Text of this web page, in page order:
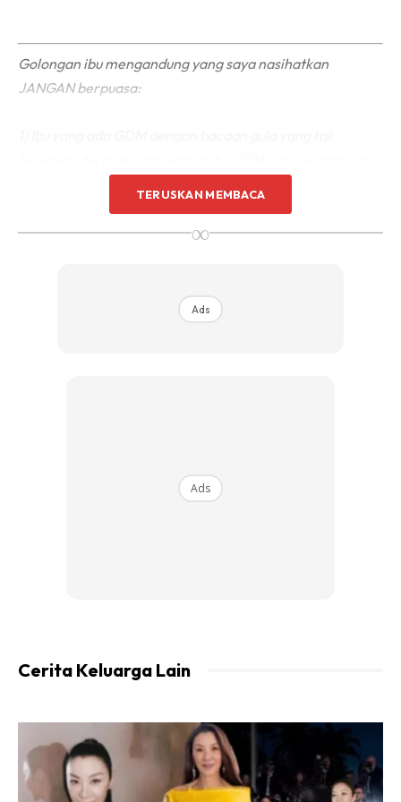
Golongan ibu mengandung yang saya nasihatkan
JANGAN berpuasa:
Mereka yang ada GDM on diet control, boleh berpuasa
TERUSKAN MEMBACA
∞
Ads
Ads
Cerita Keluarga Lain